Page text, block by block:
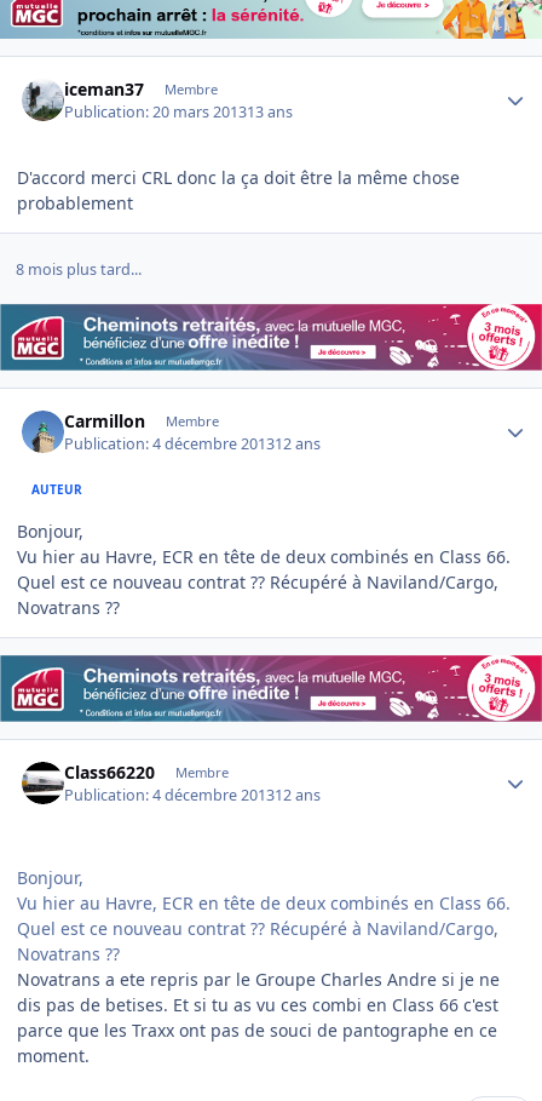
iceman37 Membre
Publication:20 mars 201313 ans
D'accord merci CRL donc la ça doit être la même chose
probablement
8 mois plus tard...
Carmillon Membre
Publication:4 décembre 201312 ans
AUTEUR
Bonjour,
Vu hier au Havre, ECR en tête de deux combinés en Class 66.
Quel est ce nouveau contrat ?? Récupéré à Naviland/Cargo,
Novatrans ??
Class66220 Membre
Publication:4 décembre 201312 ans
Bonjour,
Vu hier au Havre, ECR en tête de deux combinés en Class 66.
Quel est ce nouveau contrat ?? Récupéré à Naviland/Cargo,
Novatrans ??
Novatrans a ete repris par le Groupe Charles Andre si je ne
dis pas de betises. Et si tu as vu ces combi en Class 66 c'est
parce que les Traxx ont pas de souci de pantographe en ce
moment.